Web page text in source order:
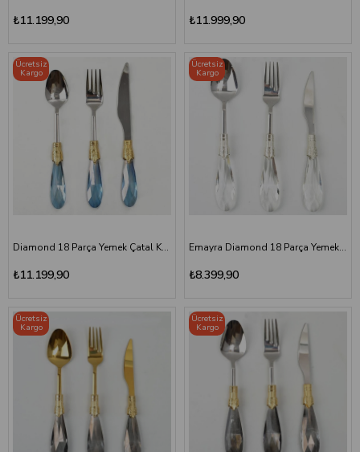
₺11.199,90 ₺11.999,90
Diamond 18 Parça Yemek Çatal Kaşık Bıçak Seti | Mavi Altın
₺11.199,90
Ücretsiz
Kargo
Emayra Diamond 18 Parça Yemek Çatal Kaşık Bıçak Seti | Gümüş
₺8.399,90
Ücretsiz
Kargo
Ücretsiz
Kargo
Ücretsiz
Kargo